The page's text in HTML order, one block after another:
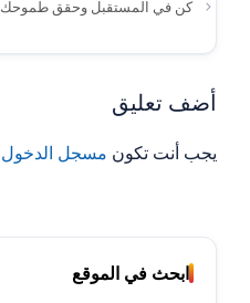
كن في المستقبل وحقق طموحك
أضف تعليق
يجب أنت تكون مسجل الدخول
ابحث في الموقع